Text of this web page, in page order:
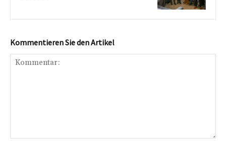
Kommentieren Sie den Artikel